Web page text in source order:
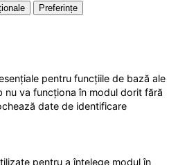
Preferințe
pentru funcțiile de bază ale
va funcționa în modul dorit fără
date de identificare
pentru a înțelege modul în